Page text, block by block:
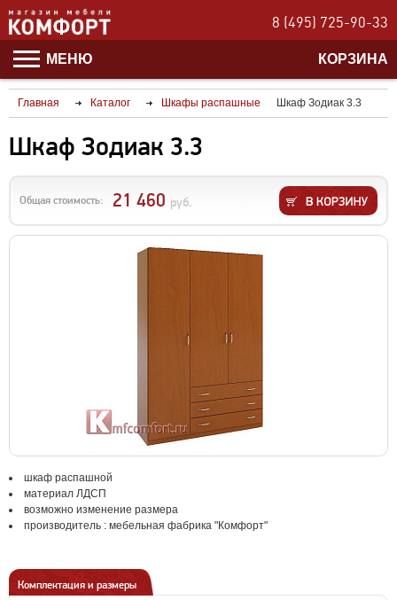
8 (495) 725-90-33
МЕНЮ КОРЗИНА
Главная Каталог Шкафы распашные Шкаф Зодиак 3.3
Шкаф Зодиак 3.3
Общая стоимость: 21 460 руб.
шкаф распашной
материал ЛДСП
возможно изменение размера
производитель : мебельная фабрика "Комфорт"
Комплектация и размеры